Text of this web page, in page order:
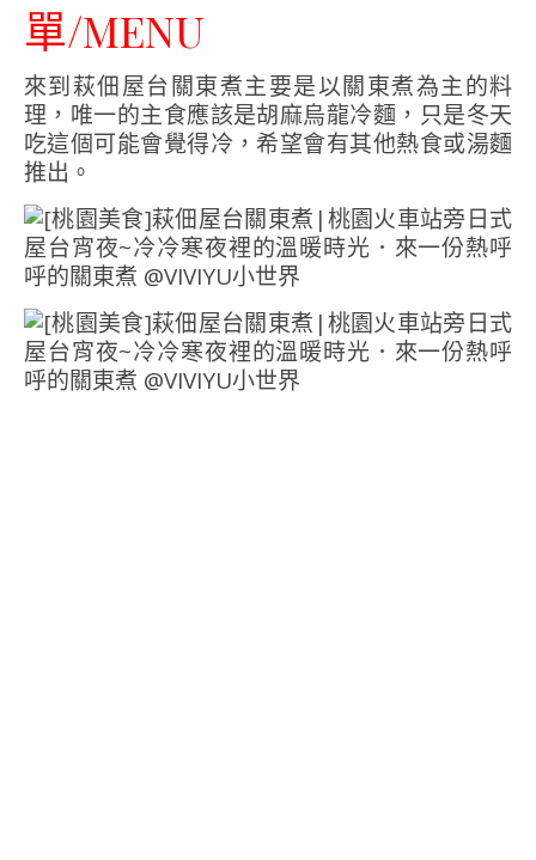
單/MENU
來到萩佃屋台關東煮主要是以關東煮為主的料
理，唯一的主食應該是胡麻烏龍冷麵，只是冬天
吃這個可能會覺得冷，希望會有其他熱食或湯麵
推出。